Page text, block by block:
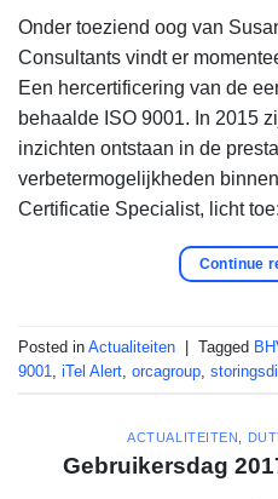
Onder toeziend oog van
Consultants vindt er
Een hercertificering van de
behaalde ISO 9001. In 2015
inzichten ontstaan in de
verbetermogelijkheden
Certificatie Specialist, licht
Continue
Posted in Actualiteiten | Tagged
9001
iTel Alert orcagroup
ACTUALITEITEN
Gebruikersdag